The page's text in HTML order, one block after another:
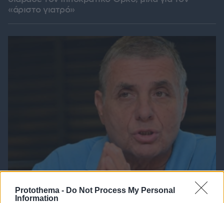
Protothema - Do Not Process My Personal
Information
«άριστο γιατρό»